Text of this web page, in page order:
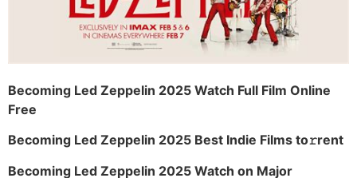
Becoming Led Zeppelin 2025 Watch Full Film Online
Free
Becoming Led Zeppelin 2025 Best Indie Films to𝚛rent
Becoming Led Zeppelin 2025 Watch on Major